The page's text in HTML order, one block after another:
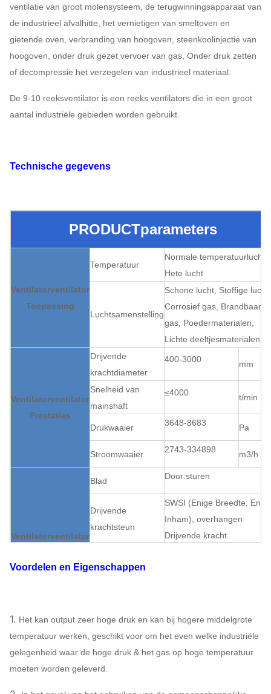
ventilatie van groot molensysteem, de terugwinningsapparaat van
de industrieel afvalhitte, het vernietigen van smeltoven en
gietende oven, verbranding van hoogoven, steenkoolinjectie van
hoogoven, onder druk gezet vervoer van gas, Onder druk zetten
of decompressie het verzegelen van industrieel materiaal.
De 9-10 reeksventilator is een reeks ventilators die in een groot
aantal industriële gebieden worden gebruikt.
Technische gegevens
PRODUCTparameters
Ventilatorventilator
Toepassing
Temperatuur
Normale temperatuurlucht,
Hete lucht
Luchtsamenstelling
Schone lucht, Stoffige lucht,
Corrosief gas, Brandbaar
gas, Poedermaterialen,
Lichte deeltjesmaterialen
Ventilatorventilator
Prestaties
Drijvende
krachtdiameter
400-3000 mm
Snelheid van
mainshaft
≤4000 t/min
Drukwaaier 3648-8683 Pa
Stroomwaaier 2743-334898 m3/h
Ventilatorventilator
Blad Door:sturen
Drijvende
krachtsteun
SWSI (Enige Breedte,
Inham), overhangen
Drijvende kracht.
Motor
Voordelen en Eigenschappen
1. Het kan output zeer hoge druk en kan bij hogere middelgrote
temperatuur werken, geschikt voor om het even welke industriële
gelegenheid waar de hoge druk & het gas op hoge temperatuur
moeten worden geleverd.